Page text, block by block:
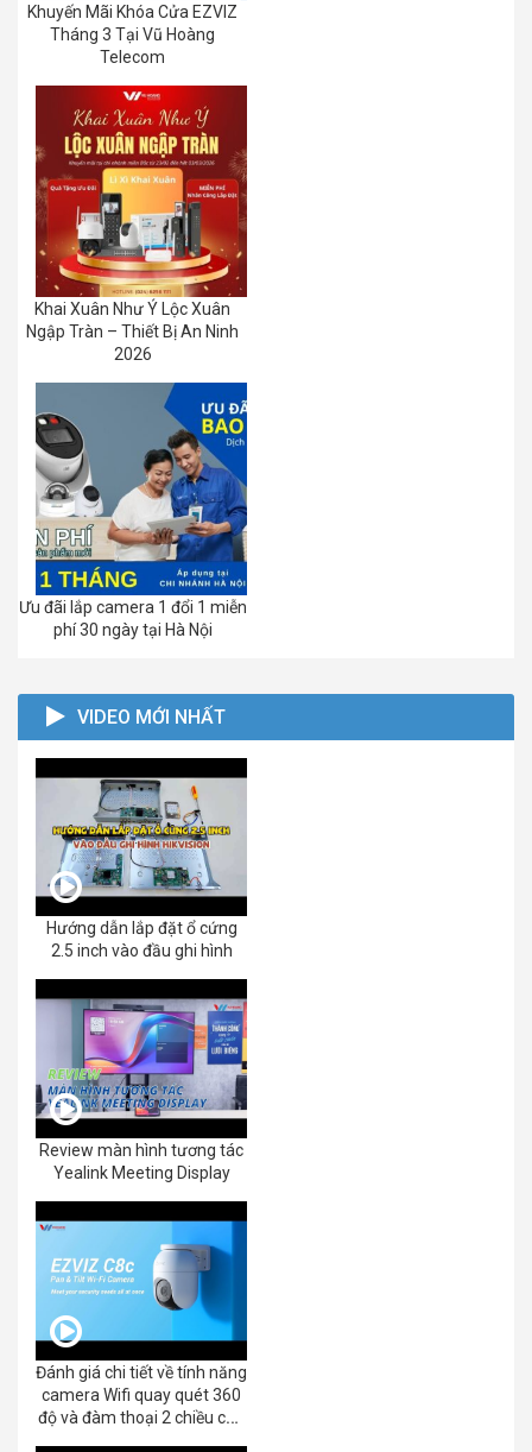
Khuyến Mãi Khóa Cửa EZVIZ
Tháng 3 Tại Vũ Hoàng
Telecom
Khai Xuân Như Ý Lộc Xuân
Ngập Tràn – Thiết Bị An Ninh
2026
Ưu đãi lắp camera 1 đổi 1 miễn
phí 30 ngày tại Hà Nội
VIDEO MỚI NHẤT
Hướng dẫn lắp đặt ổ cứng
2.5 inch vào đầu ghi hình
Review màn hình tương tác
Yealink Meeting Display
Đánh giá chi tiết về tính năng
camera Wifi quay quét 360
độ và đàm thoại 2 chiều của